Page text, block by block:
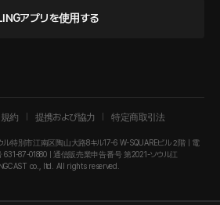
アプリを使用する
約 提携および協力 特定商取引法
特別市江南区陶山大路8キル17-6 W-SQUAREビル２階 | 電
87-01880 | 通信販売業申告番号 第2021-ソウル江
co., ltd. All rights reserved.